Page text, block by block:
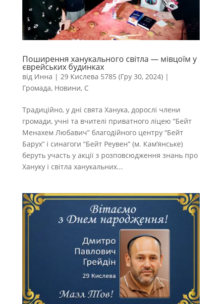
Поширення ханукального світла — мівцоїм у
єврейських будинках
від Инна | 29 Кислева 5785 (Гру 30, 2024)|
Громада, Новини, С
Традиційно, у дні свята Ханука, дорослі члени
громади, учні та вчителі приватного ліцею “Бейт
Менахем Любавич” благодійного центру “Бейт
Барух” і синагоги “Бейт Реувен” (м. Кам’янське)
беруть участь у акції з розповсюдження знань про
Хануку і світла ханукальних...